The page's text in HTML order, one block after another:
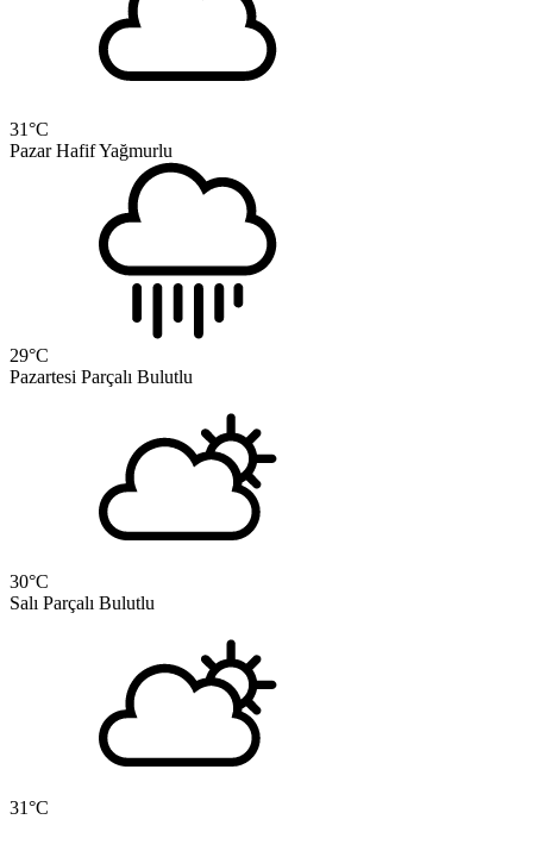
31°C
Pazar Hafif Yağmurlu
29°C
Pazartesi Parçalı Bulutlu
30°C
Salı Parçalı Bulutlu
31°C